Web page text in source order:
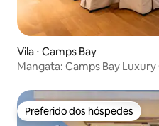
Vila ⋅ Camps Bay
Preferido dos hóspedes
Preferido dos hóspedes